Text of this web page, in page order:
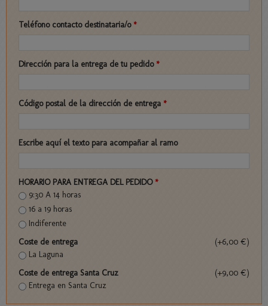
Teléfono contacto destinataria/o*
Dirección para la entrega de tu pedido*
Código postal de la dirección de entrega *
Escribe aquí el texto para acompañar al ramo
HORARIO PARA ENTREGA DEL PEDIDO*
9:30 A 14 horas
16 a 19 horas
Indiferente
Coste de entrega
(+6,00 €)
La Laguna
Coste de entrega Santa Cruz
(+9,00 €)
Entrega en Santa Cruz